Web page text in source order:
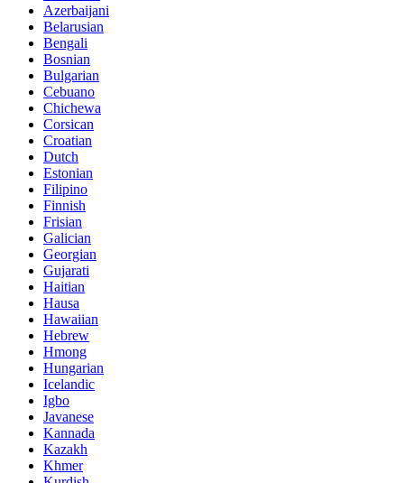
Azerbaijani
Belarusian
Bengali
Bosnian
Bulgarian
Cebuano
Chichewa
Corsican
Croatian
Dutch
Estonian
Filipino
Finnish
Frisian
Galician
Georgian
Gujarati
Haitian
Hausa
Hawaiian
Hebrew
Hmong
Hungarian
Icelandic
Igbo
Javanese
Kannada
Kazakh
Khmer